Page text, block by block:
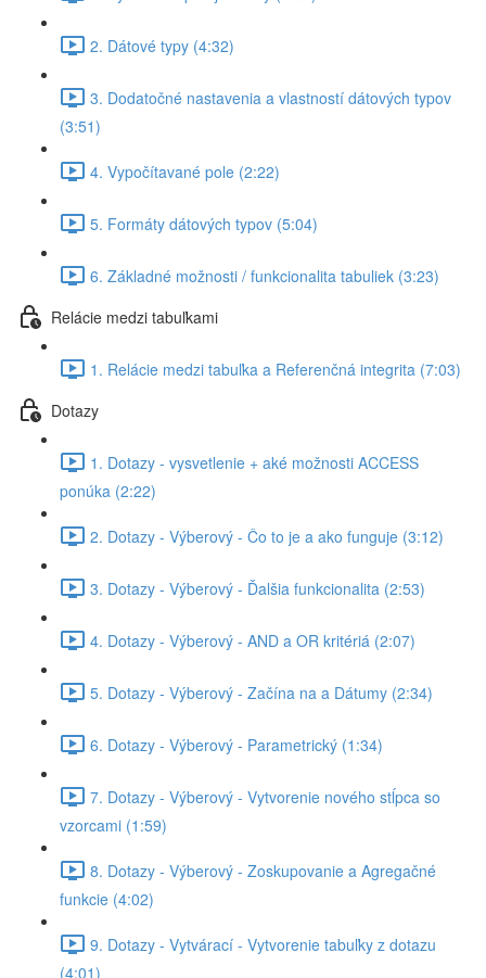
2. Dátové typy (4:32)
3. Dodatočné nastavenia a vlastností dátových typov
(3:51)
4. Vypočítavané pole (2:22)
5. Formáty dátových typov (5:04)
6. Základné možnosti / funkcionalita tabuliek (3:23)
Relácie medzi tabuľkami
1. Relácie medzi tabuľka a Referenčná integrita (7:03)
Dotazy
1. Dotazy - vysvetlenie + aké možnosti ACCESS
ponúka (2:22)
2. Dotazy - Výberový - Čo to je a ako funguje (3:12)
3. Dotazy - Výberový - Ďalšia funkcionalita (2:53)
4. Dotazy - Výberový - AND a OR kritériá (2:07)
5. Dotazy - Výberový - Začína na a Dátumy (2:34)
6. Dotazy - Výberový - Parametrický (1:34)
7. Dotazy - Výberový - Vytvorenie nového stĺpca so
vzorcami (1:59)
8. Dotazy - Výberový - Zoskupovanie a Agregačné
funkcie (4:02)
9. Dotazy - Vytvárací - Vytvorenie tabuľky z dotazu
(4:01)